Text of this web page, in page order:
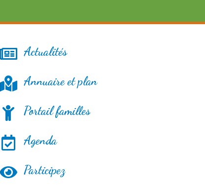
Actualités
Annuaire et plan
Portail familles
Agenda
Participez